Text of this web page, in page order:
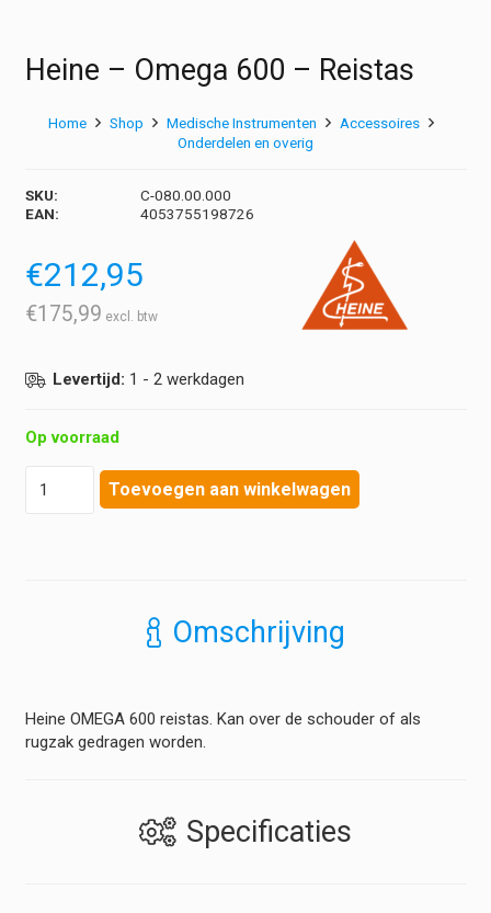
Heine – Omega 600 – Reistas
Home Shop Medische Instrumenten
Accessoires
Onderdelen en overig
SKU:
C-080.00.000
EAN:
4053755198726
€212,95
€175,99
Levertijd: 1 - 2 werkdagen
Op voorraad
Toevoegen aan winkelwagen
Omschrijving
Heine OMEGA 600 reistas. Kan over de schouder of als
rugzak gedragen worden.
Specificaties